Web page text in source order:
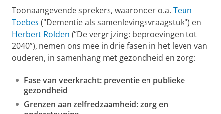
Toonaangevende sprekers, waaronder o.a. Teun
Toebes ("Dementie als samenlevingsvraagstuk") en
Herbert Rolden (“De vergrijzing: beproevingen tot
2040”), nemen ons mee in drie fasen in het leven van
ouderen, in samenhang met gezondheid en zorg:
Fase van veerkracht: preventie en publieke
gezondheid
Grenzen aan zelfredzaamheid: zorg en